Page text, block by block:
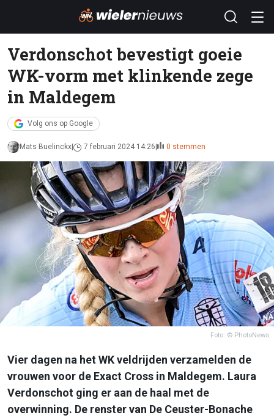
Verdonschot bevestigt goeie
WK-vorm met klinkende zege
in Maldegem
Volg ons op Google
Mats Buelinckx 7 februari 2024 14:26 0 stemmen
Foto: © PhotoNews
Vier dagen na het WK veldrijden verzamelden de
vrouwen voor de Exact Cross in Maldegem. Laura
Verdonschot ging er aan de haal met de
overwinning. De renster van De Ceuster-Bonache